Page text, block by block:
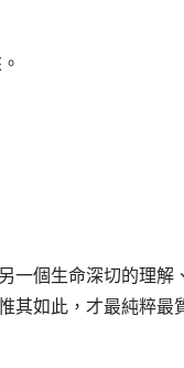
一個生命深切的理
其如此，才最純粹最